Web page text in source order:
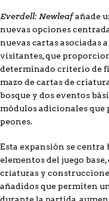
Everdell: Newleafañade
nuevas opciones
nuevas cartas asociadas
visitantes, que
determinado criterio de
mazo de cartas de
bosque y dos eventos
módulos adicionales
peones.
Esta expansión se
elementos del juego
criaturas y
añadidos que permiten